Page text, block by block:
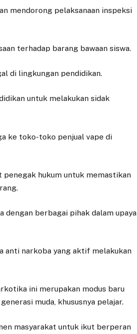
mendorong pelaksanaan inspeksi
terhadap barang bawaan siswa.
di lingkungan pendidikan.
untuk melakukan sidak
ke toko-toko penjual vape di
hukum untuk memastikan
dengan berbagai pihak dalam upaya
anti narkoba yang aktif melakukan
ini merupakan modus baru
muda, khususnya pelajar.
masyarakat untuk ikut berperan